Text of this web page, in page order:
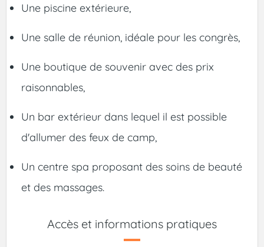
Une piscine extérieure,
Une salle de réunion, idéale pour les congrès,
Une boutique de souvenir avec des prix
raisonnables,
Un bar extérieur dans lequel il est possible
d'allumer des feux de camp,
Un centre spa proposant des soins de beauté
et des massages.
Accès et informations pratiques